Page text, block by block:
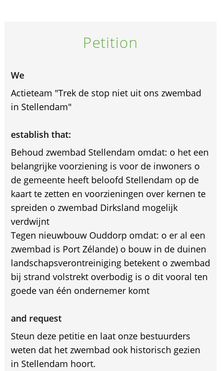
Petition
We
Actieteam "Trek de stop niet uit ons zwembad
in Stellendam"
establish that:
Behoud zwembad Stellendam omdat: o het een
belangrijke voorziening is voor de inwoners o
de gemeente heeft beloofd Stellendam op de
kaart te zetten en voorzieningen over kernen te
spreiden o zwembad Dirksland mogelijk
verdwijnt
Tegen nieuwbouw Ouddorp omdat: o er al een
zwembad is Port Zélande) o bouw in de duinen
landschapsverontreiniging betekent o zwembad
bij strand volstrekt overbodig is o dit vooral ten
goede van één ondernemer komt
and request
Steun deze petitie en laat onze bestuurders
weten dat het zwembad ook historisch gezien
in Stellendam hoort.